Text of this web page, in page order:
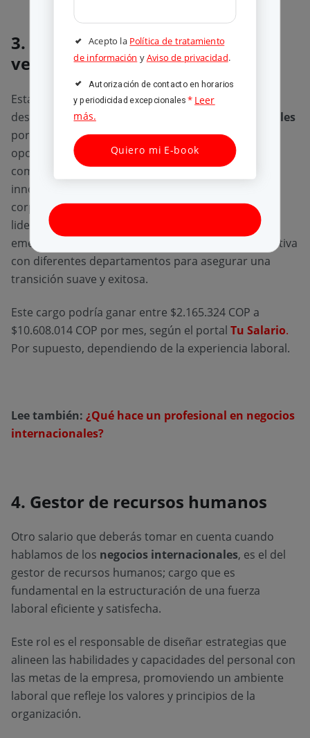
3. Director de administración de
ventas y expansión
Esta es una posición estratégica que puedes
desempeñar tras
estudiar Negocios Internacionales
porque implica la identificación proactiva de
oportunidades de negocio en el ámbito global, así
como la implementación de tácticas de ventas
innovadoras que se alineen con los objetivos
corporativos. Además, este rol es responsable de
liderar la incursión de la compañía en mercados
emergentes, lo que requiere una coordinación efectiva
con diferentes departamentos para asegurar una
transición suave y exitosa.
Este cargo podría ganar entre $2.165.324 COP a
$10.608.014 COP por mes, según el portal Tu Salario.
Por supuesto, dependiendo de la experiencia laboral.
Lee también: ¿Qué hace un profesional en negocios
internacionales?
4. Gestor de recursos humanos
Otro salario que deberás tomar en cuenta cuando
hablamos de los negocios internacionales, es el del
gestor de recursos humanos; cargo que es
fundamental en la estructuración de una fuerza
laboral eficiente y satisfecha.
Este rol es el responsable de diseñar estrategias que
alineen las habilidades y capacidades del personal con
las metas de la empresa, promoviendo un ambiente
laboral que refleje los valores y principios de la
organización.
Acepto la Política de tratamiento
de información yAviso de privacidad.
Autorización de contacto en horarios
y periodicidad excepcionales * Leer
más.
Quiero mi E-book